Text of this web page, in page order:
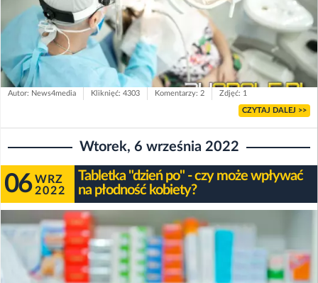
Autor: News4media Kliknięć: 4303 Komentarzy: 2 Zdjęć: 1
CZYTAJ DALEJ >>
Wtorek, 6 września 2022
06 WRZ
2022
Tabletka "dzień po" - czy może wpływać
na płodność kobiety?